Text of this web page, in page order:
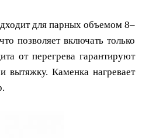
для парных объемом 8–
позволяет включать только
от перегрева гарантируют
вытяжку. Каменка нагревает